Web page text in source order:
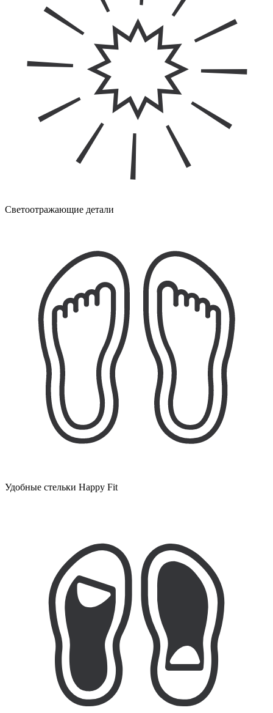
Светоотражающие детали
Удобные стельки Happy Fit